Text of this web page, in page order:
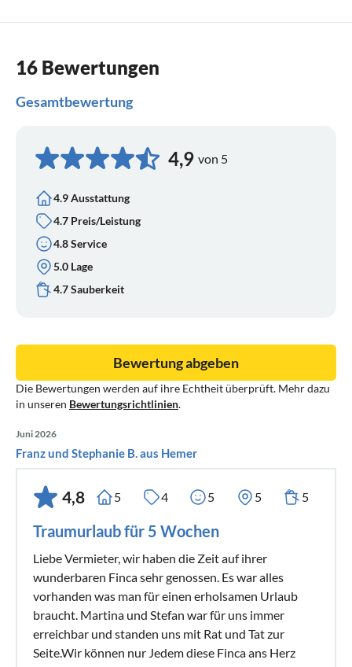
16 Bewertungen
Gesamtbewertung
4,9 von 5
4.9 Ausstattung
4.7 Preis/Leistung
4.8 Service
5.0 Lage
4.7 Sauberkeit
Die Bewertungen werden auf ihre Echtheit überprüft. Mehr dazu
in unseren Bewertungsrichtlinien.
Bewertung abgeben
Juni 2026
Franz und Stephanie B. aus Hemer
4,8 5 4 5 5 5
Traumurlaub für 5 Wochen
Liebe Vermieter, wir haben die Zeit auf ihrer
wunderbaren Finca sehr genossen. Es war alles
vorhanden was man für einen erholsamen Urlaub
braucht. Martina und Stefan war für uns immer
erreichbar und standen uns mit Rat und Tat zur
Seite.Wir können nur Jedem diese Finca ans Herz